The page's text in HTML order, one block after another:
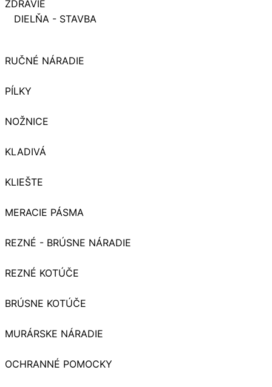
ZDRAVIE
DIELŇA - STAVBA
RUČNÉ NÁRADIE
PÍLKY
NOŽNICE
KLADIVÁ
KLIEŠTE
MERACIE PÁSMA
REZNÉ - BRÚSNE NÁRADIE
REZNÉ KOTÚČE
BRÚSNE KOTÚČE
MURÁRSKE NÁRADIE
OCHRANNÉ POMOCKY